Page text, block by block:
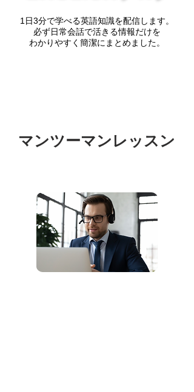
1 日3分で学べる英語知識を配信します。
必ず日常会話で活きる情報だけを
​わかりやすく簡潔にまとめました。
マンツーマンレッスン